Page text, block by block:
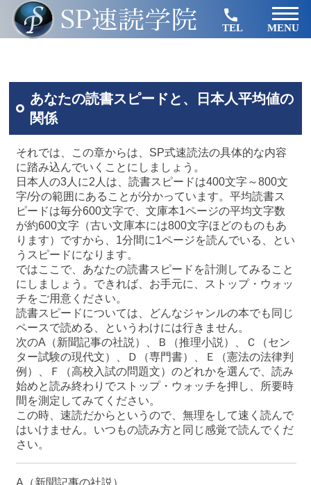
TEL MENU
あなたの読書スピードと、日本人平均値の
関係
それでは、この章からは、SP式速読法の具体的な内容
に踏み込んでいくことにしましょう。
日本人の3人に2人は、読書スピードは400文字～800文
字/分の範囲にあることが分かっています。平均読書ス
ピードは毎分600文字で、文庫本1ページの平均文字数
が約600文字（古い文庫本には800文字ほどのものもあ
ります）ですから、1分間に1ページを読んでいる、とい
うスピードになります。
ではここで、あなたの読書スピードを計測してみること
にしましょう。できれば、お手元に、ストップ・ウォッ
チをご用意ください。
読書スピードについては、どんなジャンルの本でも同じ
ペースで読める、というわけには行きません。
次のA（新聞記事の社説）、Ｂ（推理小説）、Ｃ（セン
ター試験の現代文）、Ｄ（専門書）、Ｅ（憲法の法律判
例）、Ｆ（高校入試の問題文）のどれかを選んで、読み
始めと読み終わりでストップ・ウォッチを押し、所要時
間を測定してみてください。
この時、速読だからというので、無理をして速く読んで
はいけません。いつもの読み方と同じ感覚で読んでくだ
さい。
A（新聞記事の社説）